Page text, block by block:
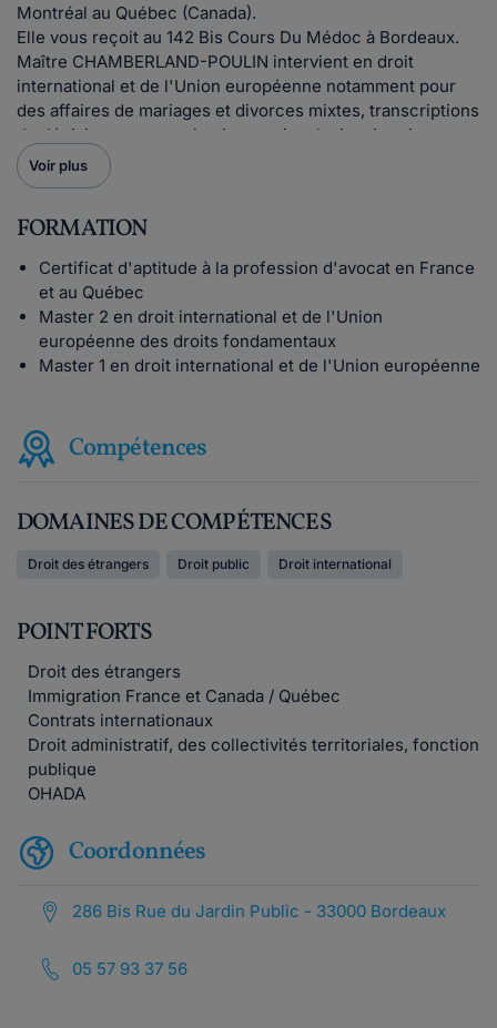
Montréal au Québec (Canada).
Elle vous reçoit au 142 Bis Cours Du Médoc à Bordeaux.
Maître CHAMBERLAND-POULIN intervient en droit
international et de l'Union européenne notamment pour
des affaires de mariages et divorces mixtes, transcriptions
de décisions, succession internationale, immigration ou
droit pénal international. Par ailleurs, Maître
CHAMBERLAND-POULIN vous assiste en droit des
personnelle et familiale, pour des affaires de recours
contre les refus de séjour, OQTF, les demandes de re?
gularisations, l'obtention de VISA, les demandes de
regroupement familial ou les demandes de naturalisation.
En droit administratif, Maître CHAMBERLAND-POULIN
défend ses clients pour des litiges avec l'administration
(services publics, collectivités territoriales, agent de la
vous aide également en cas de décisions administratives
unilatérales défavorables ou de contrats administratifs.
selon le type de dossiers traités.
nous vous invitons à contacter directement le cabinet par
Voir plus
FORMATION
Certificat d'aptitude à la profession d'avocat en France
et au Québec
Master 2 en droit international et de l'Union
européenne des droits fondamentaux
Master 1 en droit international et de l'Union européenne
Compétences
DOMAINES DE COMPÉTENCES
Droit des étrangers Droit public Droit international
POINT FORTS
Droit des étrangers
Immigration France et Canada / Québec
Contrats internationaux
Droit administratif, des collectivités territoriales, fonction
publique
OHADA
Coordonnées
286 Bis Rue du Jardin Public - 33000 Bordeaux
05 57 93 37 56